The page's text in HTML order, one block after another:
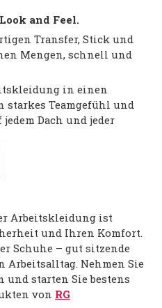
and Feel.
Transfer, Stick und
Mengen, schnell und
in einen
starkes Teamgefühl und
Dach und jeder
Arbeitskleidung ist
und Ihren Komfort.
Schuhe – gut sitzende
Nehmen Sie
und starten Sie bestens
von RG